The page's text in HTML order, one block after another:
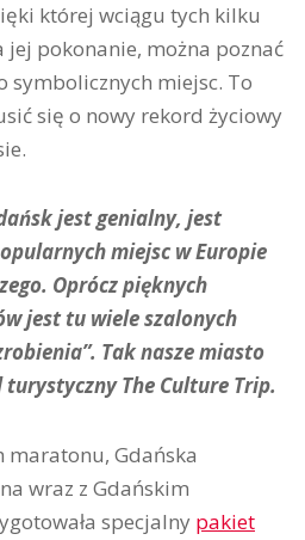
której wciągu tych kilku
pokonanie, można poznać
symbolicznych miejsc. To
się o nowy rekord życiowy
jest genialny, jest
miejsc w Europie
Oprócz pięknych
jest tu wiele szalonych
Tak nasze miasto
The Culture Trip.
maratonu, Gdańska
wraz z Gdańskim
specjalny pakiet